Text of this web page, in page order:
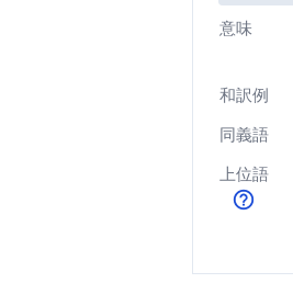
意味
和訳例
同義語
上位語